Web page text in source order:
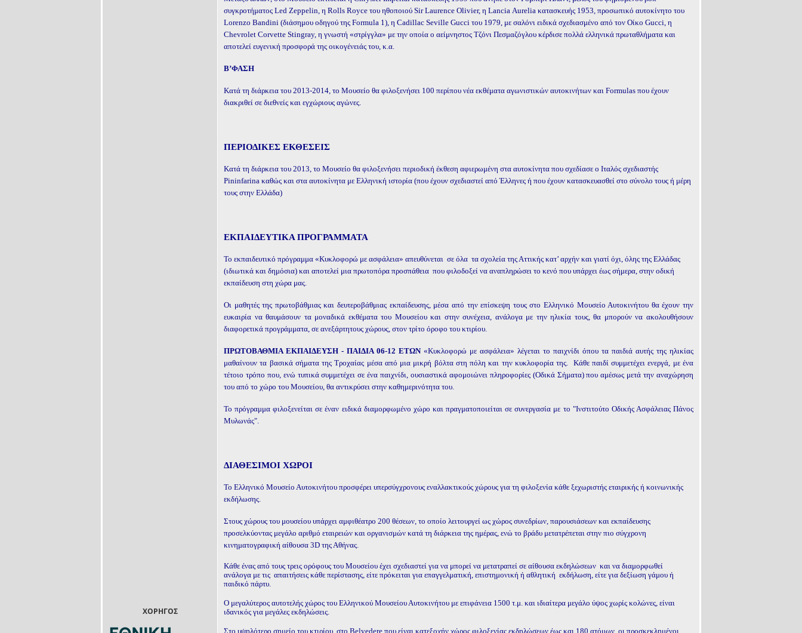
συγκροτήματος Led Ζeppelin, η Rolls Royce του ηθοποιού Sir Laurence Olivier, η Lancia Αurelia κατασκευής 1953, προσωπικό αυτοκίνητο του
Lorenzo Βandini (διάσημου οδηγού της Formula 1), η Cadillac Seville Gucci του 1979, με σαλόνι ειδικά σχεδιασμένο από τον Οίκο Gucci, η
Chevrolet Corvette Stingray, η γνωστή «στρίγγλα» με την οποία ο αείμνηστος Τζόνι Πεσμαζόγλου κέρδισε πολλά ελληνικά πρωταθλήματα και
αποτελεί ευγενική προσφορά της οικογένειάς του, κ.α.
Β’ΦΑΣΗ
Κατά τη διάρκεια του 2013-2014, το Μουσείο θα φιλοξενήσει 100 περίπου νέα εκθέματα αγωνιστικών αυτοκινήτων και Formulas που έχουν
διακριθεί σε διεθνείς και εγχώριους αγώνες.
ΠΕΡΙΟΔΙΚΕΣ ΕΚΘΕΣΕΙΣ
Κατά τη διάρκεια του 2013, το Μουσείο θα φιλοξενήσει περιοδική έκθεση αφιερωμένη στα αυτοκίνητα που σχεδίασε ο Ιταλός σχεδιαστής
Pininfarina καθώς και στα αυτοκίνητα με Ελληνική ιστορία (που έχουν σχεδιαστεί από Έλληνες ή που έχουν κατασκευασθεί στο σύνολο τους ή μέρη
τους στην Ελλάδα)
ΕΚΠΑΙΔΕΥΤΙΚΑ ΠΡΟΓΡΑΜΜΑΤΑ
Το εκπαιδευτικό πρόγραμμα «Κυκλοφορώ με ασφάλεια» απευθύνεται σε όλα τα σχολεία της Αττικής κατ’ αρχήν και γιατί όχι, όλης της Ελλάδας
(ιδιωτικά και δημόσια) και αποτελεί μια πρωτοπόρα προσπάθεια που φιλοδοξεί να αναπληρώσει το κενό που υπάρχει έως σήμερα, στην οδική
εκπαίδευση στη χώρα μας.
Οι μαθητές της πρωτοβάθμιας και δευτεροβάθμιας εκπαίδευσης, μέσα από την επίσκεψη τους στο Ελληνικό Μουσείο Αυτοκινήτου θα έχουν την
ευκαιρία να θαυμάσουν τα μοναδικά εκθέματα του Μουσείου και στην συνέχεια, ανάλογα με την ηλικία τους, θα μπορούν να ακολουθήσουν
διαφορετικά προγράμματα, σε ανεξάρτητους χώρους, στον τρίτο όροφο του κτιρίου.
ΠΡΩΤΟΒΑΘΜΙΑ ΕΚΠΑΙΔΕΥΣΗ - ΠΑΙΔΙΑ 06-12 ΕΤΩΝ«Κυκλοφορώ με ασφάλεια» λέγεται το παιχνίδι όπου τα παιδιά αυτής της ηλικίας
μαθαίνουν τα βασικά σήματα της Τροχαίας μέσα από μια μικρή βόλτα στη πόλη και την κυκλοφορία της. Κάθε παιδί συμμετέχει ενεργά, με ένα
τέτοιο τρόπο που, ενώ τυπικά συμμετέχει σε ένα παιχνίδι, ουσιαστικά αφομοιώνει πληροφορίες (Οδικά Σήματα) που αμέσως μετά την αναχώρηση
του από το χώρο του Μουσείου, θα αντικρύσει στην καθημερινότητα του.
Το πρόγραμμα φιλοξενείται σε έναν ειδικά διαμορφωμένο χώρο και πραγματοποιείται σε συνεργασία με το "Ινστιτούτο Οδικής Ασφάλειας Πάνος
Μυλωνάς".
ΔΙΑΘΕΣΙΜΟΙ ΧΩΡΟΙ
Το Ελληνικό Μουσείο Αυτοκινήτου προσφέρει υπερσύγχρονους εναλλακτικούς χώρους για τη φιλοξενία κάθε ξεχωριστής εταιρικής ή κοινωνικής
εκδήλωσης.
Στους χώρους του μουσείου υπάρχει αμφιθέατρο 200 θέσεων, το οποίο λειτουργεί ως χώρος συνεδρίων, παρουσιάσεων και εκπαίδευσης
προσελκύοντας μεγάλο αριθμό εταιρειών και οργανισμών κατά τη διάρκεια της ημέρας, ενώ το βράδυ μετατρέπεται στην πιο σύγχρονη
κινηματογραφική αίθουσα 3D της Αθήνας.
Κάθε ένας από τους τρεις ορόφους του Μουσείου έχει σχεδιαστεί για να μπορεί να μετατραπεί σε αίθουσα εκδηλώσεων και να διαμορφωθεί
ανάλογα με τις απαιτήσεις κάθε περίστασης, είτε πρόκειται για επαγγελματική, επιστημονική ή αθλητική εκδήλωση, είτε για δεξίωση γάμου ή
παιδικό πάρτυ.
Ο μεγαλύτερος αυτοτελής χώρος του Ελληνικού Μουσείου Αυτοκινήτου με επιφάνεια 1500 τ.μ. και ιδιαίτερα μεγάλο ύψος χωρίς κολώνες, είναι
ιδανικός για μεγάλες εκδηλώσεις.
Στο υψηλότερο σημείο του κτιρίου, στο Belvedere που είναι κατεξοχήν χώρος φιλοξενίας εκδηλώσεων έως και 180 ατόμων, οι προσκεκλημένοι
ΧΟΡΗΓΟΣ